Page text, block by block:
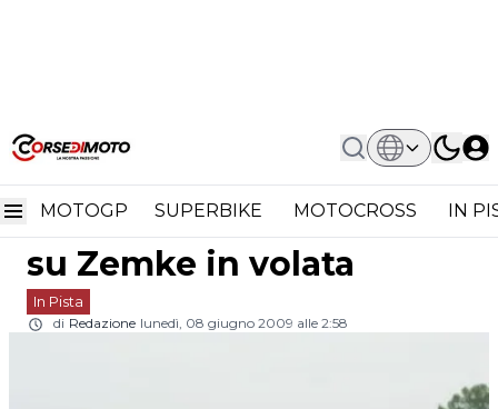
MOTOGP SUPERBIKE MOTOCROSS IN
Home In Pista
Daytona SportBike Elkhart Lake:
Daytona SportBike
Elkhart Lake: Cardenas
su Zemke in volata
In Pista
di Redazione lunedì, 08 giugno 2009 alle 2:58